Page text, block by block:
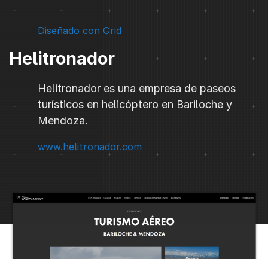
Diseñado con Grid
Helitronador
Helitronador es una empresa de paseos
turísticos en helicóptero en Bariloche y
Mendoza.
www.helitronador.com